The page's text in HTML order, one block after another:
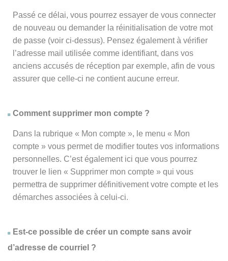
Passé ce délai, vous pourrez essayer de vous connecter
de nouveau ou demander la réinitialisation de votre mot
de passe (voir ci-dessus). Pensez également à vérifier
l’adresse mail utilisée comme identifiant, dans vos
anciens accusés de réception par exemple, afin de vous
assurer que celle-ci ne contient aucune erreur.
Comment supprimer mon compte ?
Dans la rubrique « Mon compte », le menu « Mon
compte » vous permet de modifier toutes vos informations
personnelles. C’est également ici que vous pourrez
trouver le lien « Supprimer mon compte » qui vous
permettra de supprimer définitivement votre compte et les
démarches associées à celui-ci.
Est-ce possible de créer un compte sans avoir
d’adresse de courriel ?